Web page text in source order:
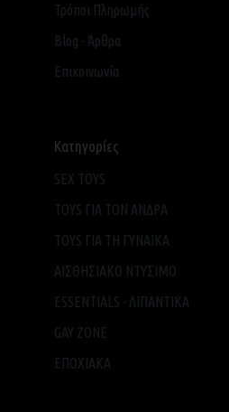
Τρόποι Πληρωμής
Blog - Άρθρα
Επικοινωνία
Κατηγορίες
SEX TOYS
TOYS ΓΙΑ ΤΟΝ ΑΝΔΡΑ
TOYS ΓΙΑ ΤH ΓΥΝΑΙΚΑ
ΑΙΣΘΗΣΙΑΚΟ ΝΤΥΣΙΜΟ
ESSENTIALS - ΛΙΠΑΝΤΙΚΑ
GAY ZONE
ΕΠΟΧΙΑΚΑ